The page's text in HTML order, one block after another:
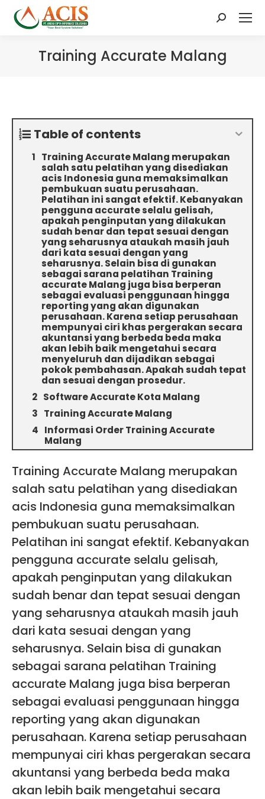
Search:
Training Accurate Malang
Table of contents
Training Accurate Malang merupakan
salah satu pelatihan yang disediakan
acis Indonesia guna memaksimalkan
pembukuan suatu perusahaan.
Pelatihan ini sangat efektif. Kebanyakan
pengguna accurate selalu gelisah,
apakah penginputan yang dilakukan
sudah benar dan tepat sesuai dengan
yang seharusnya ataukah masih jauh
dari kata sesuai dengan yang
seharusnya. Selain bisa di gunakan
sebagai sarana pelatihan Training
accurate Malang juga bisa berperan
sebagai evaluasi penggunaan hingga
reporting yang akan digunakan
perusahaan. Karena setiap perusahaan
mempunyai ciri khas pergerakan secara
akuntansi yang berbeda beda maka
akan lebih baik mengetahui secara
menyeluruh dan dijadikan sebagai
pokok pembahasan. Apakah sudah tepat
dan sesuai dengan prosedur.
Software Accurate Kota Malang
Training Accurate Malang
Informasi Order Training Accurate
Malang
Training Accurate Malang merupakan
salah satu pelatihan yang disediakan
acis Indonesia guna memaksimalkan
pembukuan suatu perusahaan.
Pelatihan ini sangat efektif. Kebanyakan
pengguna accurate selalu gelisah,
apakah penginputan yang dilakukan
sudah benar dan tepat sesuai dengan
yang seharusnya ataukah masih jauh
dari kata sesuai dengan yang
seharusnya. Selain bisa di gunakan
sebagai sarana pelatihan Training
accurate Malang juga bisa berperan
sebagai evaluasi penggunaan hingga
reporting yang akan digunakan
perusahaan. Karena setiap perusahaan
mempunyai ciri khas pergerakan secara
akuntansi yang berbeda beda maka
akan lebih baik mengetahui secara